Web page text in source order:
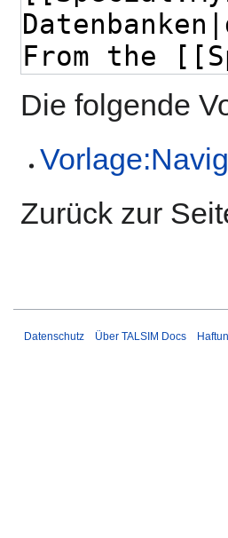
Die folgende
Zurück zur
Datenschutz Über TALSIM Docs